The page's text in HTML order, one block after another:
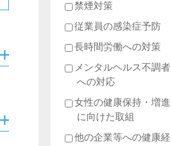
禁煙対策
従業員の感染症予防
長時間労働への対策
メンタルヘルス不調者
への対応
女性の健康保持・増進
に向けた取組
他の企業等への健康経